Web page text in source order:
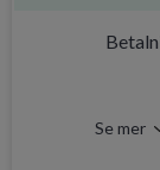
Se mer